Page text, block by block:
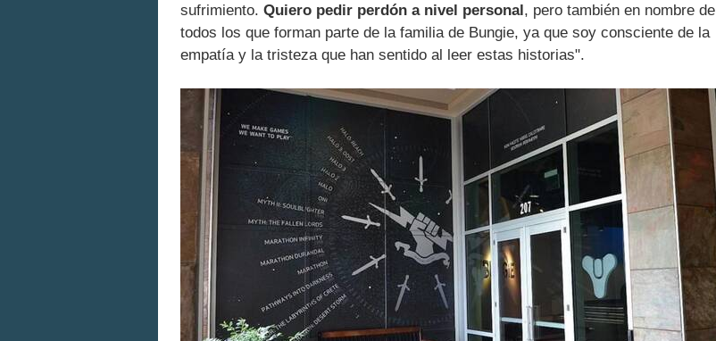
sufrimiento. Quiero pedir perdón a nivel personal, pero también en nombre de
todos los que forman parte de la familia de Bungie, ya que soy consciente de la
empatía y la tristeza que han sentido al leer estas historias".